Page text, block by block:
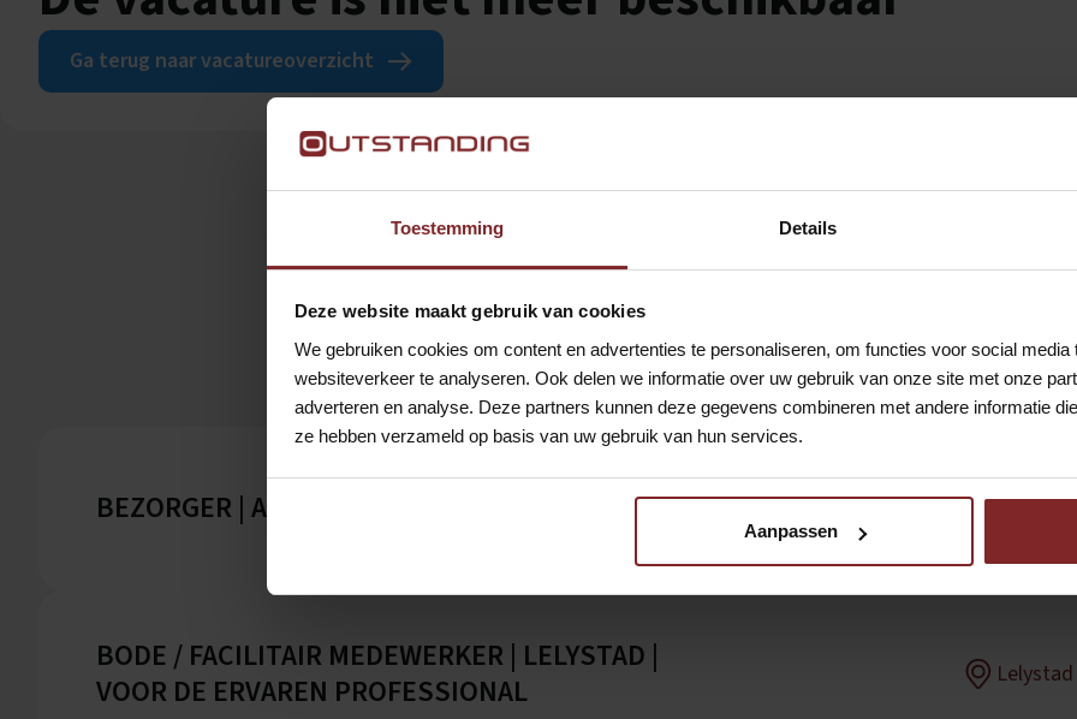
Toestemming Details
Deze website maakt gebruik van cookies
We gebruiken cookies om content en advertenties te personaliseren, om functies voor social media
websiteverkeer te analyseren. Ook delen we informatie over uw gebruik van onze site met onze
adverteren en analyse. Deze partners kunnen deze gegevens combineren met andere informatie
ze hebben verzameld op basis van uw gebruik van hun services.
Aanpassen
Ga terug naar vacatureoverzicht
Uitgelichte vacatures
BEZORGER | AMPÈRE | EINDHOVEN
BODE / FACILITAIR MEDEWERKER | LELYSTAD |
VOOR DE ERVAREN PROFESSIONAL
Lelystad